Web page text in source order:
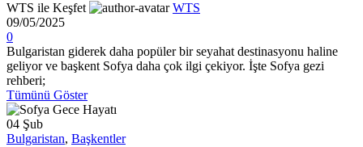
WTS ile Keşfet
WTS
09/05/2025
0
Bulgaristan giderek daha popüler bir seyahat destinasyonu haline
geliyor ve başkent Sofya daha çok ilgi çekiyor. İşte Sofya gezi
rehberi;
Tümünü Göster
04 Şub
Bulgaristan, Başkentler